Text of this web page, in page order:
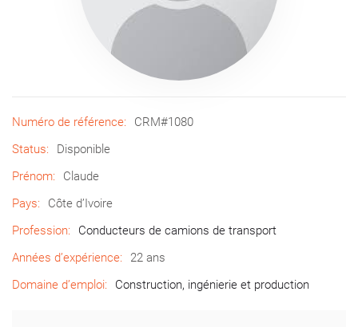
Numéro de référence:
CRM#1080
Status:
Disponible
Prénom:
Claude
Pays:
Côte d’Ivoire
Profession:
Conducteurs de camions de transport
Années d’expérience:
22 ans
Domaine d’emploi:
Construction, ingénierie et production